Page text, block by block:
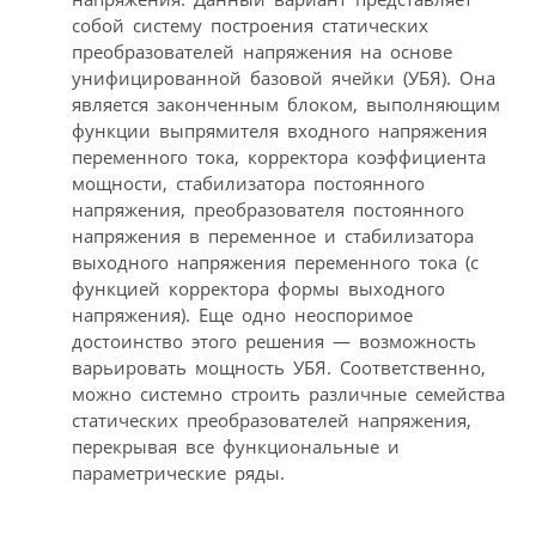
собой систему построения статических
преобразователей напряжения на основе
унифицированной базовой ячейки (УБЯ). Она
является законченным блоком, выполняющим
функции выпрямителя входного напряжения
переменного тока, корректора коэффициента
мощности, стабилизатора постоянного
напряжения, преобразователя постоянного
напряжения в переменное и стабилизатора
выходного напряжения переменного тока (с
функцией корректора формы выходного
напряжения). Еще одно неоспоримое
достоинство этого решения — возможность
варьировать мощность УБЯ. Соответственно,
можно системно строить различные семейства
статических преобразователей напряжения,
перекрывая все функциональные и
параметрические ряды.